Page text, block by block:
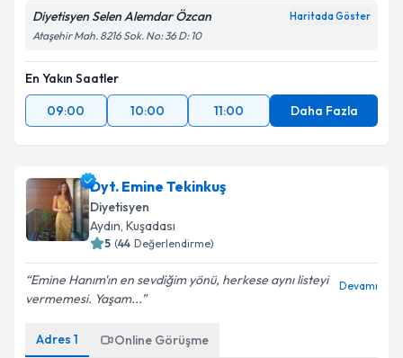
Diyetisyen Selen Alemdar Özcan Haritada Göster
Ataşehir Mah. 8216 Sok. No: 36 D: 10
En Yakın Saatler
09:00
10:00 11:00 Daha Fazla
Dyt. Emine Tekinkuş
Diyetisyen
Aydın, Kuşadası
5 (44 Değerlendirme)
Emine Hanım'ın en sevdiğim yönü, herkese aynı listeyi
vermemesi. Yaşam...
Devamı
Adres 1 Online Görüşme